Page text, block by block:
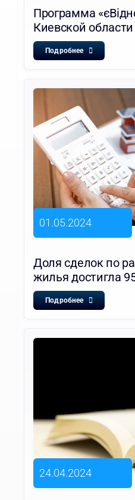
Программа
Киевской области
Подробнее
01.05.2024
Доля сделок по
жилья достигла
Подробнее
24.04.2024